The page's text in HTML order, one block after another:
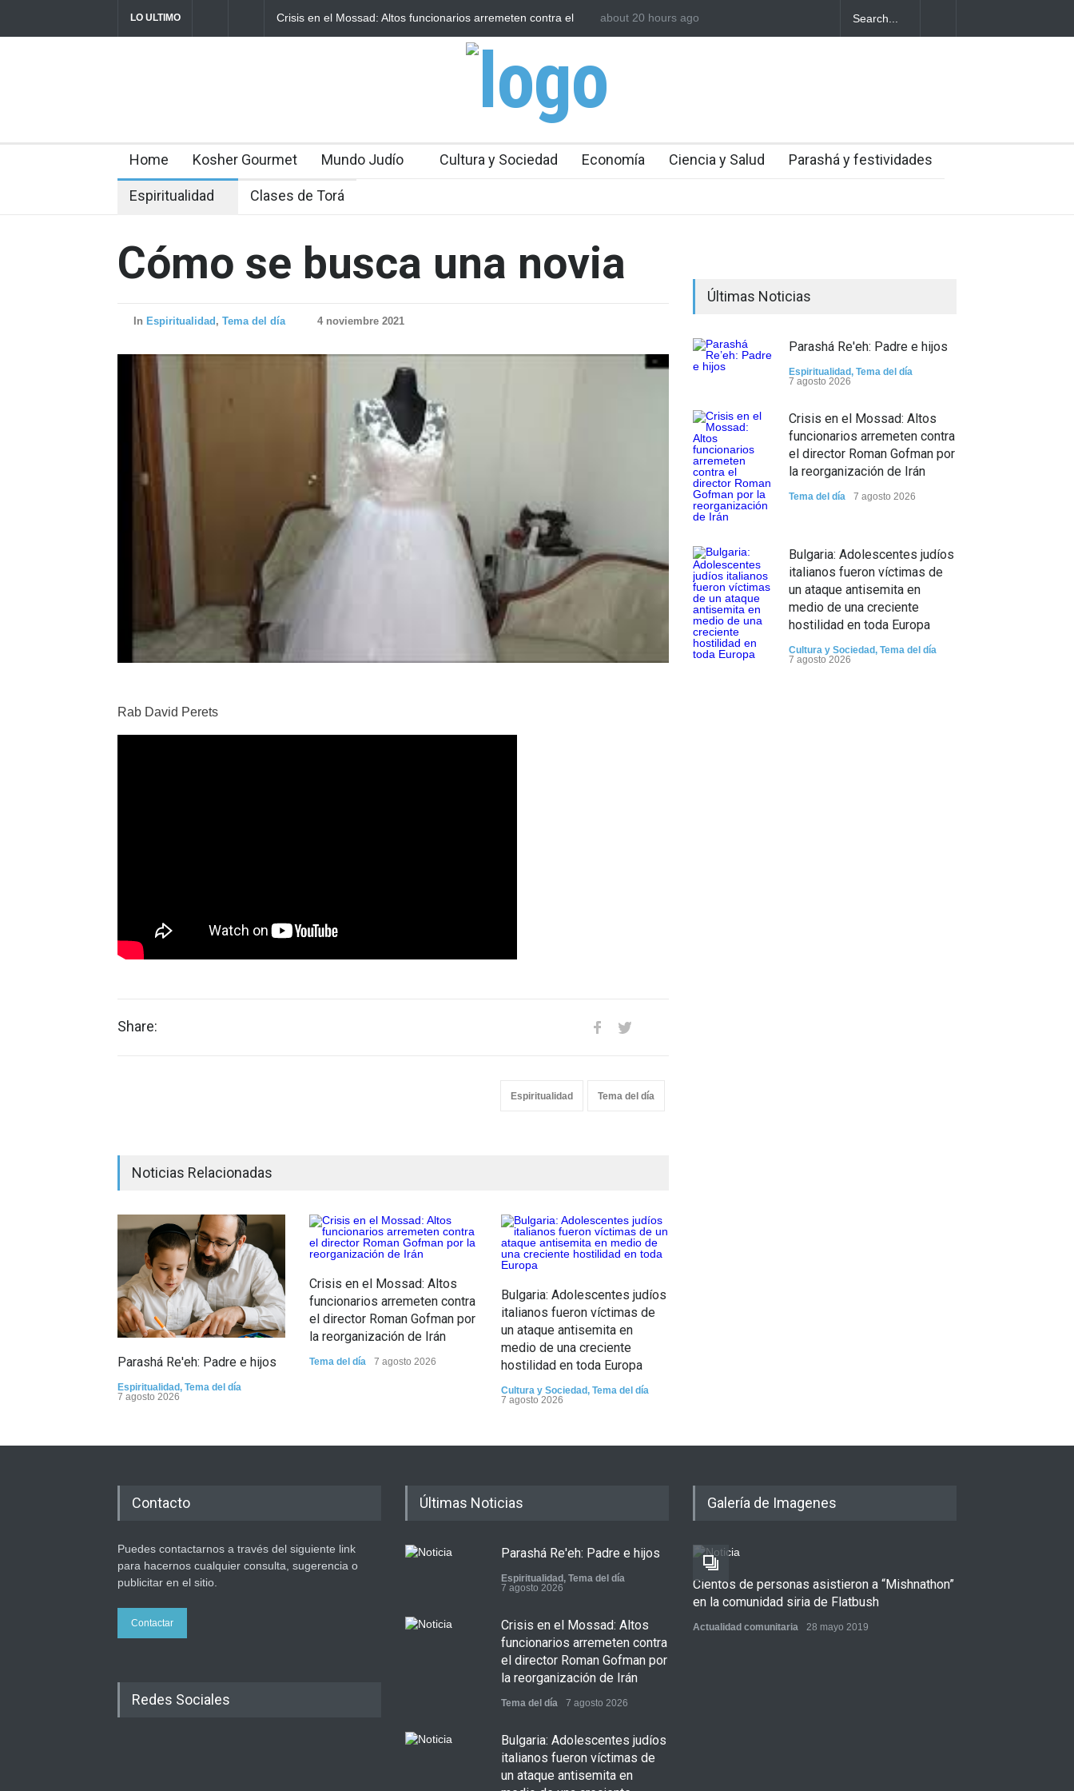
LO ULTIMO
Crisis en el Mossad: Altos funcionarios arremeten contra el
Bulgaria: Adolescentes judíos italianos fueron víctimas de un
toda Europa
about 20 hours ago
Home Kosher Gourmet Mundo Judío Cultura y Sociedad Economía Ciencia y Salud Parashá y festividades
Espiritualidad Clases de Torá
Cómo se busca una novia
In Espiritualidad , Tema del día 4 noviembre 2021
Rab David Perets
Share:
Espiritualidad Tema del día
Noticias Relacionadas
Parashá Re'eh: Padre e hijos
Espiritualidad, Tema del día
7 agosto 2026
Crisis en el Mossad: Altos
funcionarios arremeten contra
el director Roman Gofman por
la reorganización de Irán
Tema del día 7 agosto 2026
Bulgaria: Adolescentes judíos
italianos fueron víctimas de
un ataque antisemita en
medio de una creciente
hostilidad en toda Europa
Cultura y Sociedad, Tema del día
7 agosto 2026
Últimas Noticias
Parashá Re'eh: Padre e hijos
Espiritualidad, Tema del día
7 agosto 2026
Crisis en el Mossad: Altos
funcionarios arremeten contra
el director Roman Gofman por
la reorganización de Irán
Tema del día 7 agosto 2026
Bulgaria: Adolescentes judíos
italianos fueron víctimas de
un ataque antisemita en
medio de una creciente
hostilidad en toda Europa
Cultura y Sociedad, Tema del día
7 agosto 2026
Contacto
Puedes contactarnos a través del siguiente link
para hacernos cualquier consulta, sugerencia o
publicitar en el sitio.
Contactar
Redes Sociales
Últimas Noticias
Parashá Re'eh: Padre e hijos
Espiritualidad , Tema del día
7 agosto 2026
Crisis en el Mossad: Altos
funcionarios arremeten contra
el director Roman Gofman por
la reorganización de Irán
Tema del día 7 agosto 2026
Bulgaria: Adolescentes judíos
italianos fueron víctimas de
un ataque antisemita en
Galería de Imagenes
Cientos de personas asistieron a “Mishnathon”
en la comunidad siria de Flatbush
Actualidad comunitaria 28 mayo 2019